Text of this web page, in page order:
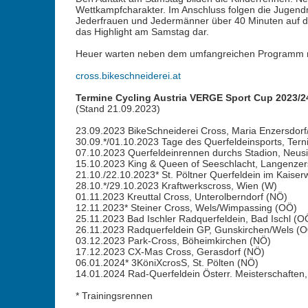
Wettkampfcharakter. Im Anschluss folgen die
Jederfrauen und Jedermänner über 40 Minuten auf
das Highlight am Samstag dar.
Heuer warten neben dem umfangreichen
cross.bikeschneiderei.at
Termine Cycling Austria VERGE Sport Cup 2023/
(Stand 21.09.2023)
23.09.2023 BikeSchneiderei Cross, Maria
30.09.*/01.10.2023 Tage des Querfeldeinsports,
07.10.2023 Querfeldeinrennen durchs Stadion,
15.10.2023 King & Queen of Seeschlacht,
21.10./22.10.2023* St. Pöltner Querfeldein im
28.10.*/29.10.2023 Kraftwerkscross, Wien (W)
01.11.2023 Kreuttal Cross, Unterolberndorf (NÖ)
12.11.2023* Steiner Cross, Wels/Wimpassing (OÖ)
25.11.2023 Bad Ischler Radquerfeldein, Bad Ischl
26.11.2023 Radquerfeldein GP, Gunskirchen/Wels
03.12.2023 Park-Cross, Böheimkirchen (NÖ)
17.12.2023 CX-Mas Cross, Gerasdorf (NÖ)
06.01.2024* 3KöniXcrosS, St. Pölten (NÖ)
14.01.2024 Rad-Querfeldein Österr.
* Trainingsrennen